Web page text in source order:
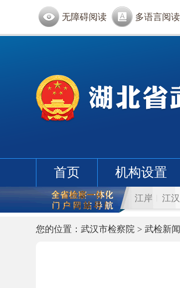
无障碍阅读 多语言阅读
首页 机构设置
江岸 江汉
您的位置： 武汉市检察院 > 武检新闻